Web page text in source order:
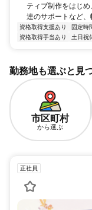
ティブ制作をはじ
連のサポートなど、
資格取得支援あり 固定時
資格取得手当あり
土日祝
勤務地も選ぶと見
市区町村
から選ぶ
正社員